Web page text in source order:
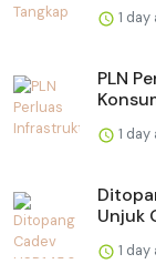
1 day
PLN
1 day
Unjuk
1 day